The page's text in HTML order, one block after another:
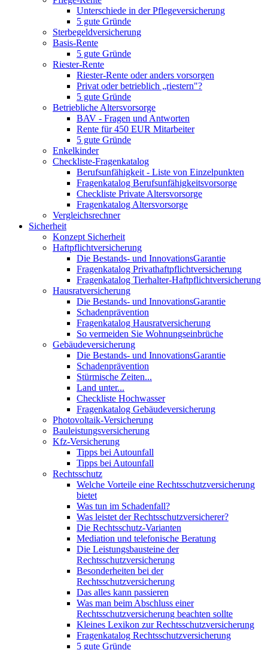
Unterschiede in der Pflegeversicherung
5 gute Gründe
Sterbegeldversicherung
Basis-Rente
5 gute Gründe
Riester-Rente
Riester-Rente oder anders vorsorgen
Privat oder betrieblich „riestern"?
5 gute Gründe
Betriebliche Altersvorsorge
BAV - Fragen und Antworten
Rente für 450 EUR Mitarbeiter
5 gute Gründe
Enkelkinder
Checkliste-Fragenkatalog
Berufsunfähigkeit - Liste von Einzelpunkten
Fragenkatalog Berufsunfähigkeitsvorsorge
Checkliste Private Altersvorsorge
Fragenkatalog Altersvorsorge
Vergleichsrechner
Sicherheit
Konzept Sicherheit
Haftpflichtversicherung
Die Bestands- und InnovationsGarantie
Fragenkatalog Privathaftpflichtversicherung
Fragenkatalog Tierhalter-Haftpflichtversicherung
Hausratversicherung
Die Bestands- und InnovationsGarantie
Schadenprävention
Fragenkatalog Hausratversicherung
So vermeiden Sie Wohnungseinbrüche
Gebäudeversicherung
Die Bestands- und InnovationsGarantie
Schadenprävention
Stürmische Zeiten...
Land unter...
Checkliste Hochwasser
Fragenkatalog Gebäudeversicherung
Photovoltaik-Versicherung
Bauleistungsversicherung
Kfz-Versicherung
Tipps bei Autounfall
Tipps bei Autounfall
Rechtsschutz
Welche Vorteile eine Rechtsschutzversicherung
bietet
Was tun im Schadenfall?
Was leistet der Rechtsschutzversicherer?
Die Rechtsschutz-Varianten
Mediation und telefonische Beratung
Die Leistungsbausteine der
Rechtsschutzversicherung
Besonderheiten bei der
Rechtsschutzversicherung
Das alles kann passieren
Was man beim Abschluss einer
Rechtsschutzversicherung beachten sollte
Kleines Lexikon zur Rechtsschutzversicherung
Fragenkatalog Rechtsschutzversicherung
5 gute Gründe